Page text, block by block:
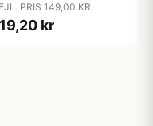
PRIS 149,00 KR
kr